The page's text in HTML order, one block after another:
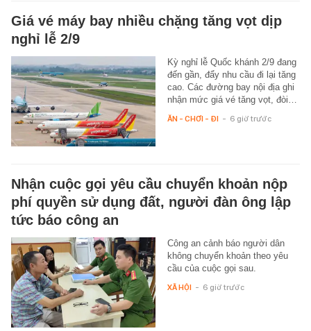
Giá vé máy bay nhiều chặng tăng vọt dịp
nghỉ lễ 2/9
Kỳ nghỉ lễ Quốc khánh 2/9 đang
đến gần, đẩy nhu cầu đi lại tăng
cao. Các đường bay nội địa ghi
nhận mức giá vé tăng vọt, đòi…
ĂN - CHƠI - ĐI - 6 giờ trước
Nhận cuộc gọi yêu cầu chuyển khoản nộp
phí quyền sử dụng đất, người đàn ông lập
tức báo công an
Công an cảnh báo người dân
không chuyển khoản theo yêu
cầu của cuộc gọi sau.
XÃ HỘI - 6 giờ trước